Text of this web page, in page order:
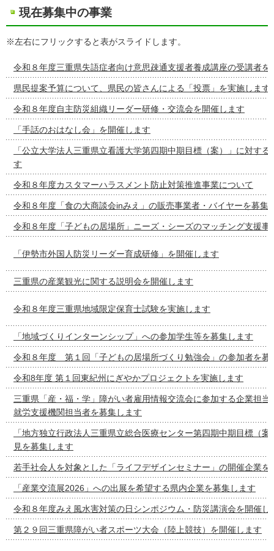
現在募集中の事業
※左右にフリックすると表がスライドします。
令和８年度三重県失語症者向け意思疎通支援者養成講座の受講者を
県民提案予算について、県民の皆さんによる「投票」を実施します
令和８年度自主防災組織リーダー研修・交流会を開催します
「手話のおはなし会」を開催します
「公立大学法人三重県立看護大学第四期中期目標（案）」に対す
す
令和８年度カスタマーハラスメント防止対策推進事業について
令和８年度「食の大商談会inみえ」の販売事業者・バイヤーを募集
令和８年度「子どもの居場所」ニーズ・シーズのマッチング支援事
「伊勢市外国人防災リーダー育成研修」を開催します
三重県の産業観光に関する説明会を開催します
令和８年度三重県地域限定保育士試験を実施します
「地域づくりインターンシップ」への参加学生等を募集します
令和８年度 第１回「子どもの居場所づくり勉強会」の参加者を募
令和8年度 第１回東紀州にぎやかプロジェクトを実施します
三重県「産・福・学」障がい者雇用情報交流会に参加する企業担当
就労支援機関担当者を募集します
「地方独立行政法人三重県立総合医療センター第四期中期目標（
見を募集します
若手社会人を対象とした「ライフデザインセミナー」の開催企業を
「産業交流展2026」への出展を希望する県内企業を募集します
令和８年度みえ風水害対策の日シンポジウム・防災講演会を開催し
第２９回三重県障がい者スポーツ大会（陸上競技）を開催します